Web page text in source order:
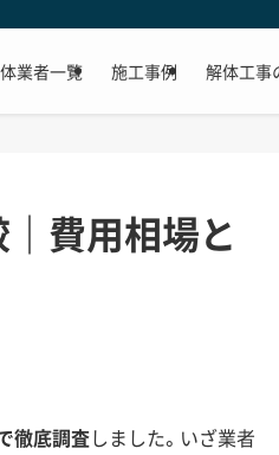
業者一覧 施工事例 解体工事
費用相場と
徹底調査しました。いざ業者